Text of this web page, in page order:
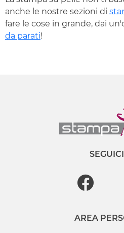
anche le nostre sezioni di
fare le cose in grande, dai
da parati!
AREA